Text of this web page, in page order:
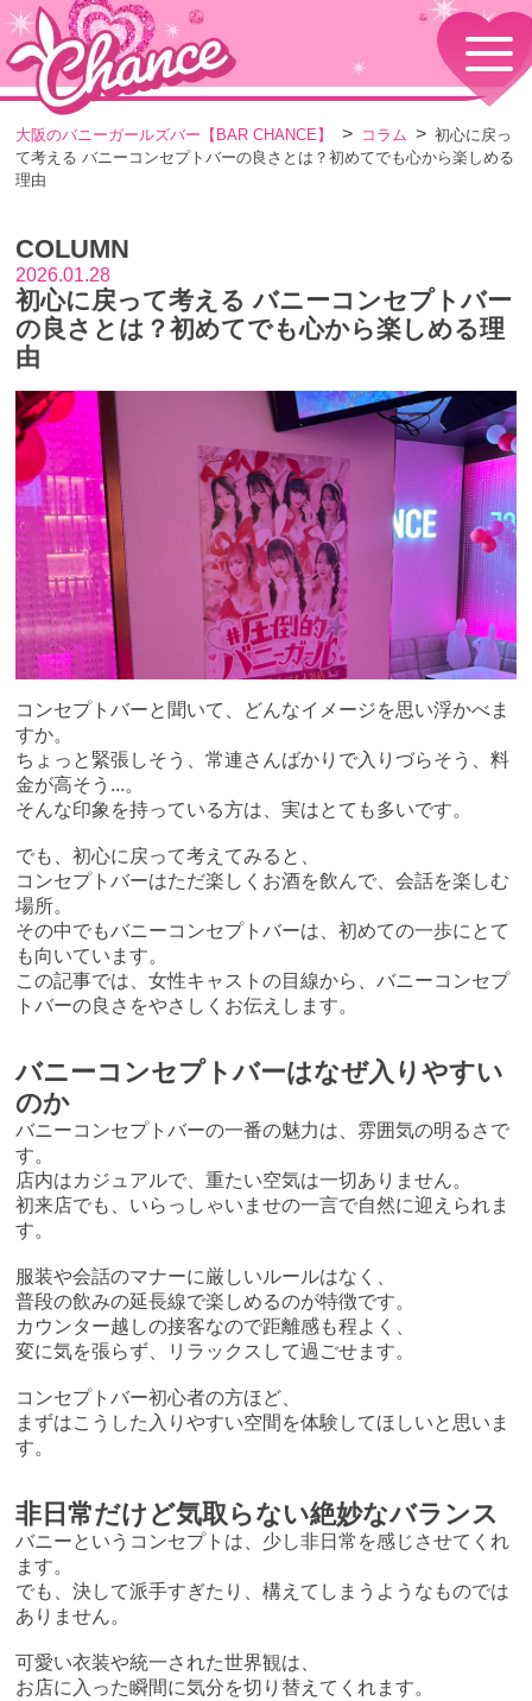
HOME
TOPページ
コンセプト
GIRLS
メニュー・料金
EVENTS
SHOP
店舗情報・よくある質問
VISITORS TO JAPAN
外国人観光客向け
RECRUIT
採用情報
大阪のバニーガールズバー【BAR CHANCE】 コラム
初心に戻っ
て考える バニーコンセプトバーの良さとは？初めてでも心から楽しめる
理由
COLUMN
2026.01.28
初心に戻って考える バニーコンセプトバー
の良さとは？初めてでも心から楽しめる理
由
コンセプトバーと聞いて、どんなイメージを思い浮かべま
すか。
ちょっと緊張しそう、常連さんばかりで入りづらそう、料
金が高そう...。
そんな印象を持っている方は、実はとても多いです。
でも、初心に戻って考えてみると、
コンセプトバーはただ楽しくお酒を飲んで、会話を楽しむ
場所。
その中でもバニーコンセプトバーは、初めての一歩にとて
も向いています。
この記事では、女性キャストの目線から、バニーコンセプ
トバーの良さをやさしくお伝えします。
バニーコンセプトバーはなぜ入りやすい
のか
バニーコンセプトバーの一番の魅力は、雰囲気の明るさで
す。
店内はカジュアルで、重たい空気は一切ありません。
初来店でも、いらっしゃいませの一言で自然に迎えられま
す。
服装や会話のマナーに厳しいルールはなく、
普段の飲みの延長線で楽しめるのが特徴です。
カウンター越しの接客なので距離感も程よく、
変に気を張らず、リラックスして過ごせます。
コンセプトバー初心者の方ほど、
まずはこうした入りやすい空間を体験してほしいと思いま
す。
非日常だけど気取らない絶妙なバランス
バニーというコンセプトは、少し非日常を感じさせてくれ
ます。
でも、決して派手すぎたり、構えてしまうようなものでは
ありません。
可愛い衣装や統一された世界観は、
お店に入った瞬間に気分を切り替えてくれます。